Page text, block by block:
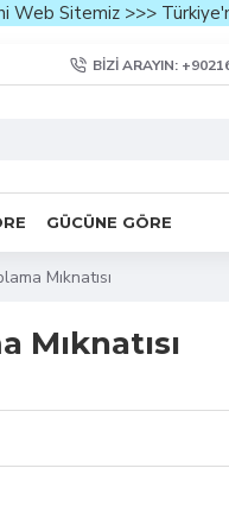
Web Sitemiz >>>
BIZI ARAYIN:
GÜCÜNE GÖRE
Mıknatısı
Mıknatısı